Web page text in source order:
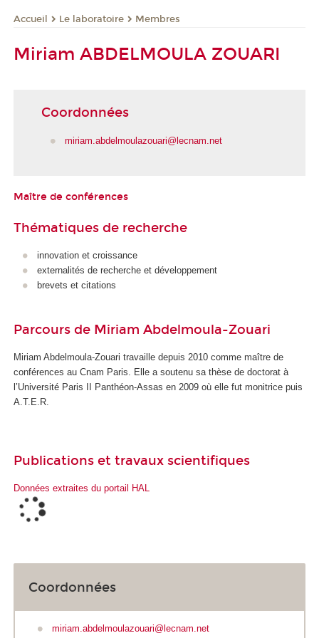
Accueil Le laboratoire Membres
Miriam ABDELMOULA ZOUARI
Coordonnées
miriam.abdelmoulazouari@lecnam.net
Maître de conférences
Thématiques de recherche
innovation et croissance
externalités de recherche et développement
brevets et citations
Parcours de Miriam Abdelmoula-Zouari
Miriam Abdelmoula-Zouari travaille depuis 2010 comme maître de
conférences au Cnam Paris. Elle a soutenu sa thèse de doctorat à
l’Université Paris II Panthéon-Assas en 2009 où elle fut monitrice puis
A.T.E.R.
Publications et travaux scientifiques
Données extraites du portail HAL
Coordonnées
miriam.abdelmoulazouari@lecnam.net